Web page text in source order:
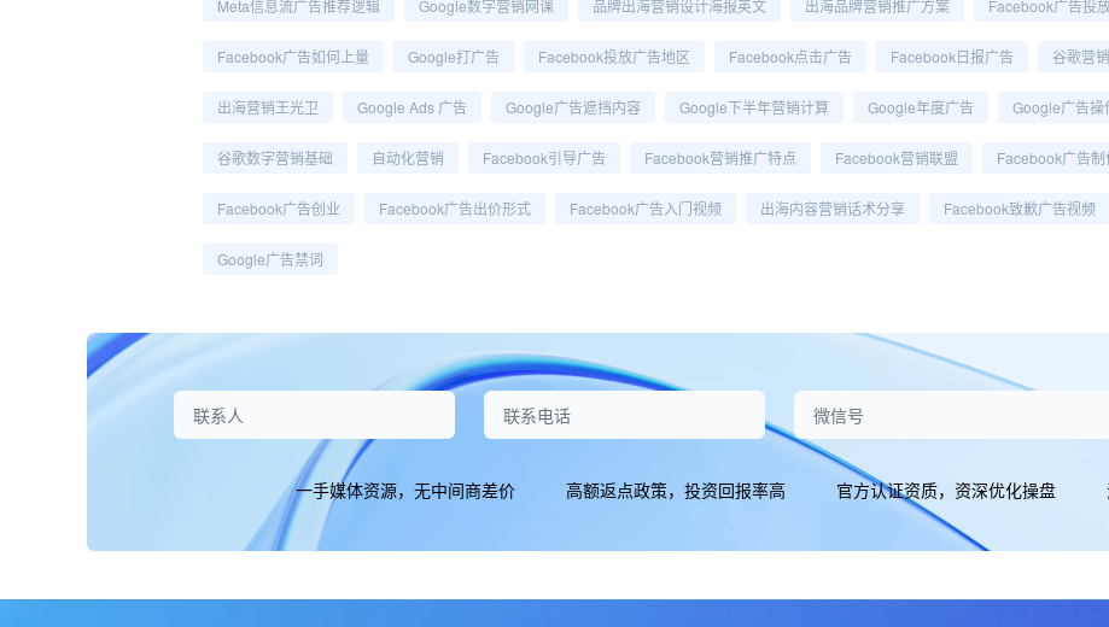
Meta信息流广告推荐逻辑 Google数字营销网课 品牌出海营销设计海报英文 出海品牌营销推广方案 Facebook广告投
Facebook广告如何上量 Google打广告 Facebook投放广告地区 Facebook点击广告 Facebook日报广告 谷歌营
出海营销王光卫 Google Ads 广告 Google广告遮挡内容 Google下半年营销计算 Google年度广告 Google广告操
谷歌数字营销基础 自动化营销 Facebook引导广告 Facebook营销推广特点 Facebook营销联盟 Facebook广告制
Facebook广告创业 Facebook广告出价形式 Facebook广告入门视频 出海内容营销话术分享 Facebook致歉广告视频
Google广告禁词
一手媒体资源，无中间商差价 高额返点政策，投资回报率高 官方认证资质，资深优化操盘